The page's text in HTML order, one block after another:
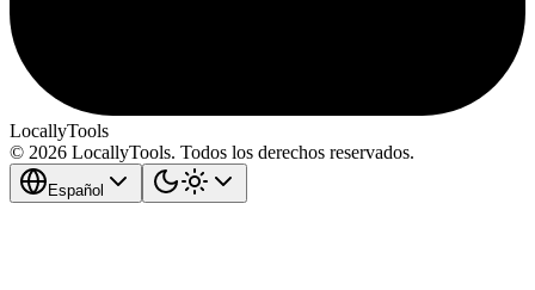
LocallyTools
© 2026 LocallyTools. Todos los derechos reservados.
Español